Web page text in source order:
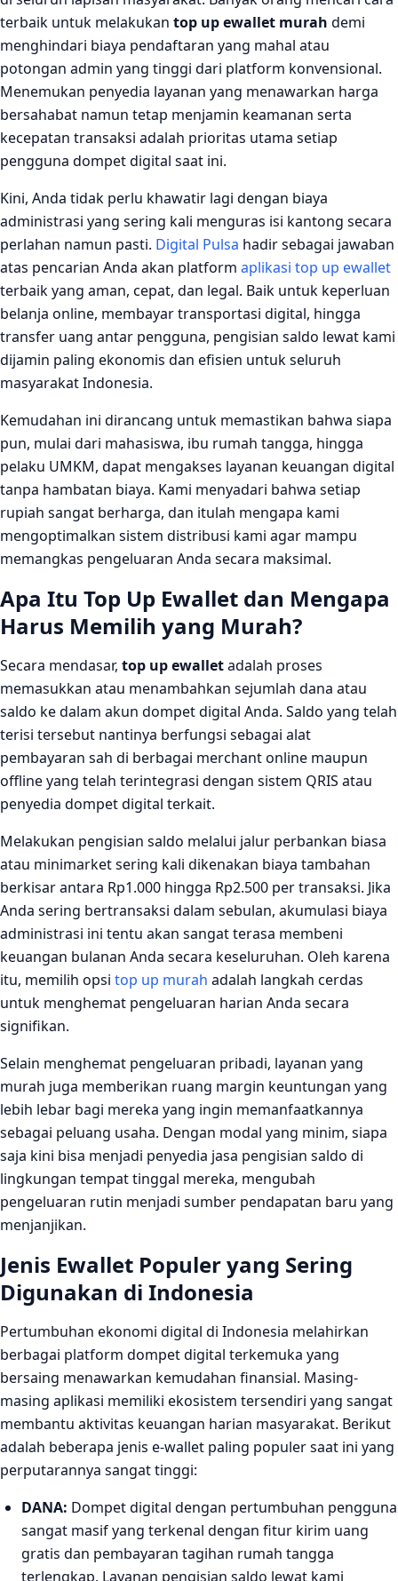
terbaik untuk melakukan top up ewallet murah demi
menghindari biaya pendaftaran yang mahal atau
potongan admin yang tinggi dari platform konvensional.
Menemukan penyedia layanan yang menawarkan harga
bersahabat namun tetap menjamin keamanan serta
kecepatan transaksi adalah prioritas utama setiap
pengguna dompet digital saat ini.
Kini, Anda tidak perlu khawatir lagi dengan biaya
administrasi yang sering kali menguras isi kantong secara
perlahan namun pasti. Digital Pulsa hadir sebagai jawaban
atas pencarian Anda akan platform aplikasi top up ewallet
terbaik yang aman, cepat, dan legal. Baik untuk keperluan
belanja online, membayar transportasi digital, hingga
transfer uang antar pengguna, pengisian saldo lewat kami
dijamin paling ekonomis dan efisien untuk seluruh
masyarakat Indonesia.
Kemudahan ini dirancang untuk memastikan bahwa siapa
pun, mulai dari mahasiswa, ibu rumah tangga, hingga
pelaku UMKM, dapat mengakses layanan keuangan digital
tanpa hambatan biaya. Kami menyadari bahwa setiap
rupiah sangat berharga, dan itulah mengapa kami
mengoptimalkan sistem distribusi kami agar mampu
memangkas pengeluaran Anda secara maksimal.
Apa Itu Top Up Ewallet dan Mengapa
Harus Memilih yang Murah?
Secara mendasar, top up ewalletadalah proses
memasukkan atau menambahkan sejumlah dana atau
saldo ke dalam akun dompet digital Anda. Saldo yang telah
terisi tersebut nantinya berfungsi sebagai alat
pembayaran sah di berbagai merchant online maupun
offline yang telah terintegrasi dengan sistem QRIS atau
penyedia dompet digital terkait.
Melakukan pengisian saldo melalui jalur perbankan biasa
atau minimarket sering kali dikenakan biaya tambahan
berkisar antara Rp1.000 hingga Rp2.500 per transaksi. Jika
Anda sering bertransaksi dalam sebulan, akumulasi biaya
administrasi ini tentu akan sangat terasa membeni
keuangan bulanan Anda secara keseluruhan. Oleh karena
itu, memilih opsi top up murah adalah langkah cerdas
untuk menghemat pengeluaran harian Anda secara
signifikan.
Selain menghemat pengeluaran pribadi, layanan yang
murah juga memberikan ruang margin keuntungan yang
lebih lebar bagi mereka yang ingin memanfaatkannya
sebagai peluang usaha. Dengan modal yang minim, siapa
saja kini bisa menjadi penyedia jasa pengisian saldo di
lingkungan tempat tinggal mereka, mengubah
pengeluaran rutin menjadi sumber pendapatan baru yang
menjanjikan.
Jenis Ewallet Populer yang Sering
Digunakan di Indonesia
Pertumbuhan ekonomi digital di Indonesia melahirkan
berbagai platform dompet digital terkemuka yang
bersaing menawarkan kemudahan finansial. Masing-
masing aplikasi memiliki ekosistem tersendiri yang sangat
membantu aktivitas keuangan harian masyarakat. Berikut
adalah beberapa jenis e-wallet paling populer saat ini yang
perputarannya sangat tinggi:
DANA: Dompet digital dengan pertumbuhan pengguna
sangat masif yang terkenal dengan fitur kirim uang
gratis dan pembayaran tagihan rumah tangga
terlengkap. Layanan pengisian saldo lewat kami